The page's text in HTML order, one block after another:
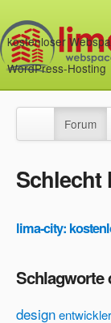
kostenloser
WordPress-Hosting
Forum
Schlecht
lima-city:
Schlagworte
designentwickler